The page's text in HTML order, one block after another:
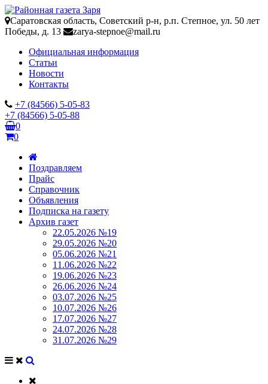
Саратовская область, Советский р-н, р.п. Степное, ул. 50 лет
Победы, д. 13
zarya-stepnoe@mail.ru
Официальная информация
Статьи
Новости
Контакты
+7 (84566) 5-05-83
+7 (84566) 5-05-88
0
0
Поздравляем
Прайс
Справочник
Объявления
Подписка на газету
Архив газет
22.05.2026 №19
29.05.2026 №20
05.06.2026 №21
11.06.2026 №22
19.06.2026 №23
26.06.2026 №24
03.07.2026 №25
10.07.2026 №26
17.07.2026 №27
24.07.2026 №28
31.07.2026 №29